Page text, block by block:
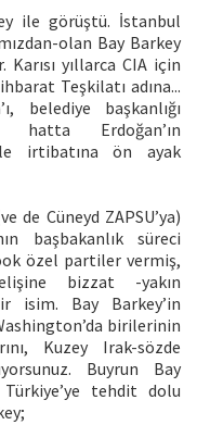
ile görüştü. İstanbul
olan Bay Barkey
Karısı yıllarca CIA için
Teşkilatı adına...
belediye başkanlığı
hatta Erdoğan’ın
irtibatına ön ayak
de Cüneyd ZAPSU’ya)
başbakanlık süreci
özel partiler vermiş,
bizzat -yakın
isim. Bay Barkey’in
birilerinin
Kuzey Irak-sözde
Buyrun Bay
tehdit dolu